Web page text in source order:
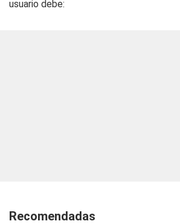
usuario debe:
Recomendadas